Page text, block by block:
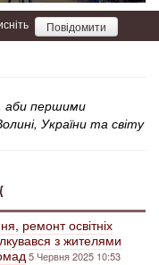
Повідомити
аби першими
України та світу
ремонт освітніх
з жителями
5 Червня 2025 10:53